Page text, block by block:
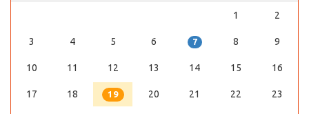
1
2
3 4 5 6 7 8 9
10 11 12 13 14 15 16
17 18 19 20 21 22 23